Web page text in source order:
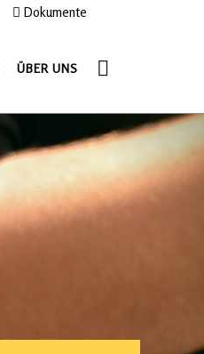
Dokumente
ÜBER UNS